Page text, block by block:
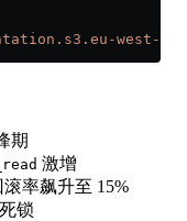
west-
期
激增
滚率飙升至 15%
锁